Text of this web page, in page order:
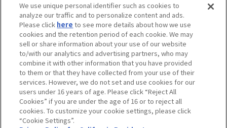
採用情報
サステナビリティ
お問い合わせ
ウェブサイトご利用条件 ソーシャルメディアポリシー
個人情報及び特定個人情報等の取り扱いに関する保護方針
Do Not Sell or Share My Personal Information著作権・商標について
We use unique personal identifier such as cookies to
analyze our traffic and to personalize content and ads.
Please click here to see more details about how we use
cookies and the retention period of each cookie. We may
sell or share information about your use of our website
to/with our analytics and advertising partners, who may
combine it with other information that you have provided
to them or that they have collected from your use of their
services. However, we do not set and use cookies for our
users under 16 years of age. Please click “Reject All
Cookies” if you are under the age of 16 or to reject all
cookies. To customize your cookie settings, please click
“Cookie Settings”.